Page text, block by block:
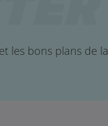
les bons plans de la